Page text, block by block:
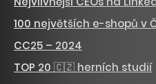
100 největších e-shopů v
CC25 – 2024
TOP 20 🇨🇿 herních studií